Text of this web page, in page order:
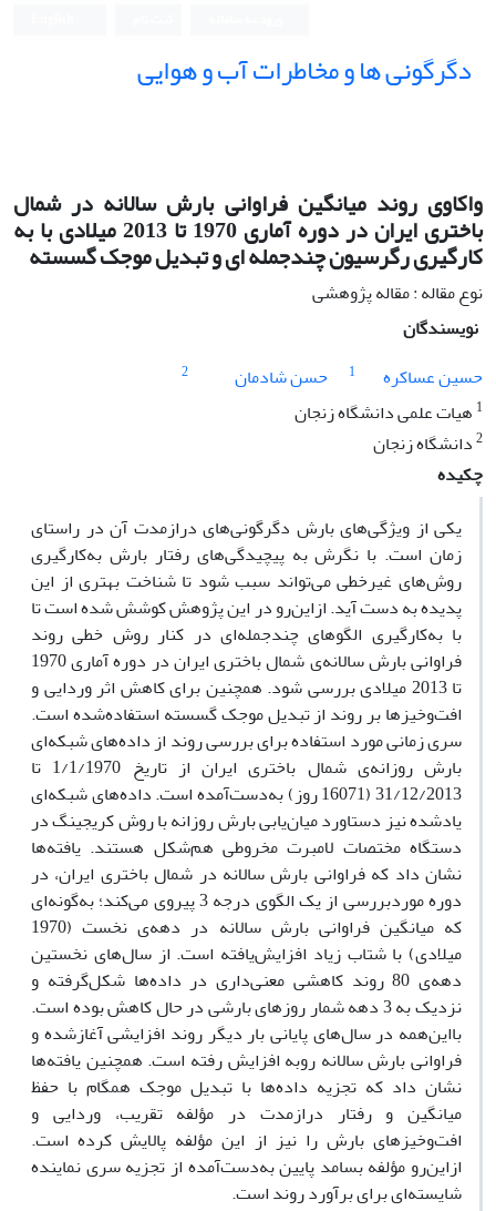
دگرگونی ها و مخاطرات آب و هوایی
واکاوی روند میانگین فراوانی بارش سالانه در شمال
باختری ایران در دوره آماری 1970 تا 2013 میلادی با به
کارگیری رگرسیون چندجمله ای و تبدیل موجک گسسته
نوع مقاله : مقاله پژوهشی
نویسندگان
حسین عساکره
1 حسن شادمان
2
1 هیات علمی دانشگاه زنجان
2دانشگاه زنجان
چکیده
یکی از ویژگی‌های بارش دگرگونی‌های درازمدت آن در راستای
زمان است. با نگرش به پیچیدگی‌های رفتار بارش به‌کارگیری
روش‌های غیرخطی می‌تواند سبب شود تا شناخت بهتری از این
پدیده به دست آید. ازاین‌رو در این پژوهش کوشش شده است تا
با به‌کارگیری الگوهای چندجمله‌ای در کنار روش خطی روند
فراوانی بارش سالانه‌ی شمال باختری ایران در دوره آماری 1970
تا 2013 میلادی بررسی شود. همچنین برای کاهش اثر وردایی و
افت‌وخیز‌ها بر روند از تبدیل موجک گسسته استفاده‌شده است.
سری زمانی مورد استفاده برای بررسی روند از داده‌های شبکه‌ای
بارش روزانه‌ی شمال باختری ایران از تاریخ 1/1/1970 تا
31/12/2013 (16071 روز) به‌دست‌آمده است. داده‌های شبکه‌ای
یادشده نیز دستاورد میان‌یابی بارش روزانه با روش کریجینگ در
دستگاه مختصات لامبرت مخروطی هم‌شکل هستند. یافته‌ها
نشان داد که فراوانی بارش سالانه در شمال باختری ایران، در
دوره موردبررسی از یک الگوی درجه 3 پیروی می‌کند؛ به‌گونه‌ای
که میانگین فراوانی بارش سالانه در دهه‌ی نخست (1970
میلادی) با شتاب زیاد افزایش‌یافته است. از سال‌های نخستین
دهه‌ی 80 روند کاهشی معنی‌داری در داده‌ها شکل‌گرفته و
نزدیک به 3 دهه شمار روزهای بارشی در حال کاهش بوده است.
بااین‌همه در سال‌های پایانی بار دیگر روند افزایشی آغازشده و
فراوانی بارش سالانه روبه افزایش رفته است. همچنین یافته‌ها
نشان داد که تجزیه داده‌ها با تبدیل موجک همگام با حفظ
میانگین و رفتار درازمدت در مؤلفه تقریب، وردایی و
افت‌وخیزهای بارش را نیز از این مؤلفه پالایش کرده است.
ازاین‌رو مؤلفه بسامد پایین به‌دست‌آمده از تجزیه سری نماینده
شایسته‌ای برای برآورد روند است.